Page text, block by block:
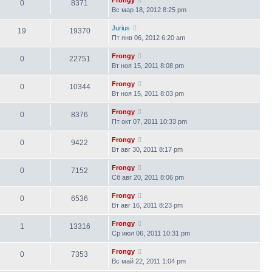
0 8371
Вс мар 18, 2012 8:25 pm
19 19370
Jurius
Пт янв 06, 2012 6:20 am
0 22751
Frongy
Вт ноя 15, 2011 8:08 pm
0 10344
Frongy
Вт ноя 15, 2011 8:03 pm
0 8376
Frongy
Пт окт 07, 2011 10:33 pm
0 9422
Frongy
Вт авг 30, 2011 8:17 pm
0 7152
Frongy
Сб авг 20, 2011 8:06 pm
0 6536
Frongy
Вт авг 16, 2011 8:23 pm
1 13316
Frongy
Ср июл 06, 2011 10:31 pm
0 7353
Frongy
Вс май 22, 2011 1:04 pm